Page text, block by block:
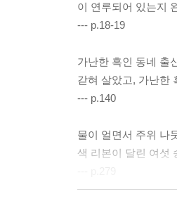
이 연루되어 있는지
--- p.18-19
가난한 흑인 동네 출
갇혀 살았고, 가난한
--- p.140
물이 얼면서 주위 나
색 리본이 달린 여섯